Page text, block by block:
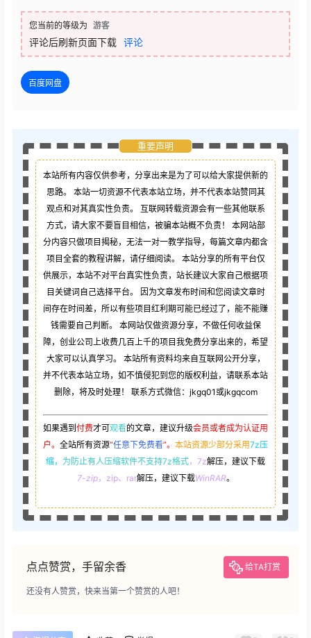
您当前的等级为 游客
评论后刷新页面下载 评论
百度网盘
重要声明
本站所有内容仅供参考，分享出来是为了可以给大家提供新的
思路。 本站一切资源不代表本站立场，并不代表本站赞同其
观点和对其真实性负责。 互联网转载资源会有一些其他联系
方式，请大家不要盲目相信，被骗本站概不负责！ 本网站部
分内容只做项目揭秘，无法一对一教学指导，每篇文章内都含
项目全套的教程讲解，请仔细阅读。 本站分享的所有平台仅
供展示，本站不对平台真实性负责，站长建议大家自己根据项
目关键词自己选择平台。 因为文章发布时间和您阅读文章时
间存在时间差，所以有些项目红利期可能已经过了，能不能赚
钱需要自己判断。 本网站仅做资源分享，不做任何收益保
障，创业公司上收费几百上千的项目我免费分享出来的，希望
大家可以认真学习。 本站所有资料均来自互联网公开分享，
并不代表本站立场，如不慎侵犯到您的版权利益，请联系本站
删除，将及时处理！ 联系方式微信：jkgq01或jkgqcom
如果遇到 付费才可观看的文章，建议升级会员或者成为认证用
户。 全站所有资源“任意下免费看”。 本站资源少部分采用7z压
缩， 为防止有人压缩软件不支持7z格式，7z解压，建议下载
7-zip，zip、rar解压，建议下载WinRAR。
点点赞赏，手留余香 给TA打赏
还没有人赞赏，快来当第一个赞赏的人吧！